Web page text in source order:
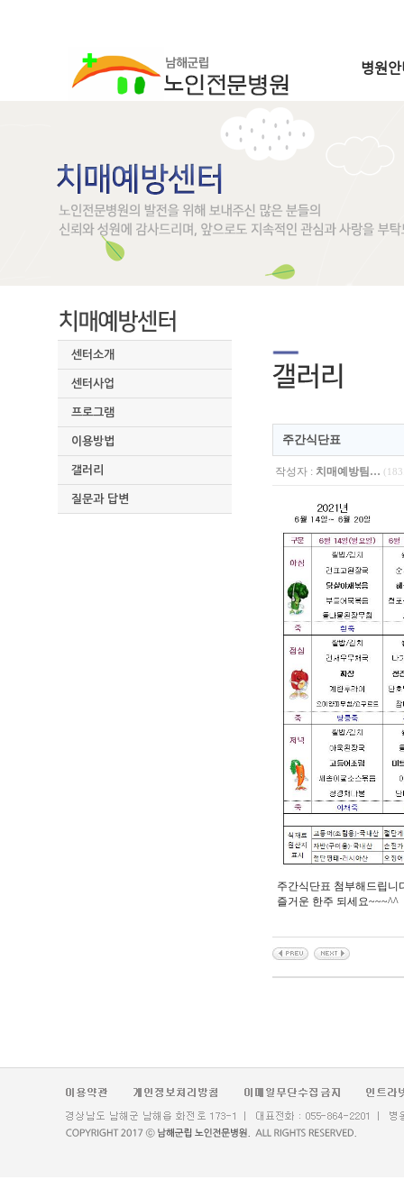
병원
센터소개
센터사업
프로그램
이용방법
갤러리
질문과 답변
주간식단표
작성자 : 치매예방팀…
주간식단표 첨부해드립니
즐거운 한주 되세요~~~^^